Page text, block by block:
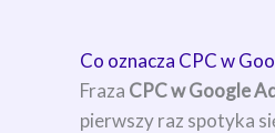
Co oznacza CPC w
Fraza CPC w Google
pierwszy raz spotyka